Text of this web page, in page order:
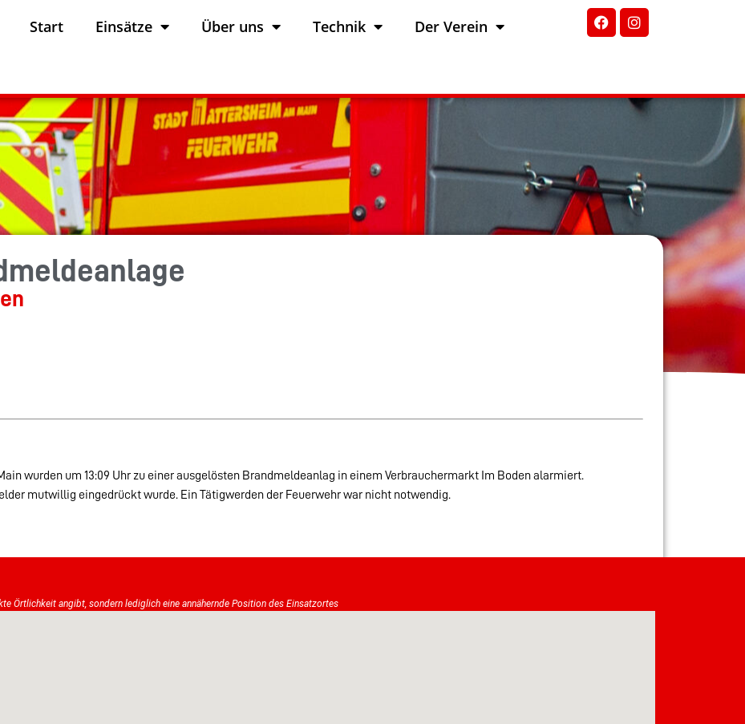
Start Einsätze Über uns Technik Der Verein
wurden um 13:09 Uhr zu einer ausgelösten Brandmeldeanlag in einem Verbrauchermarkt Im Boden alarmiert.
mutwillig eingedrückt wurde. Ein Tätigwerden der Feuerwehr war nicht notwendig.
Örtlichkeit angibt, sondern lediglich eine annähernde Position des Einsatzortes